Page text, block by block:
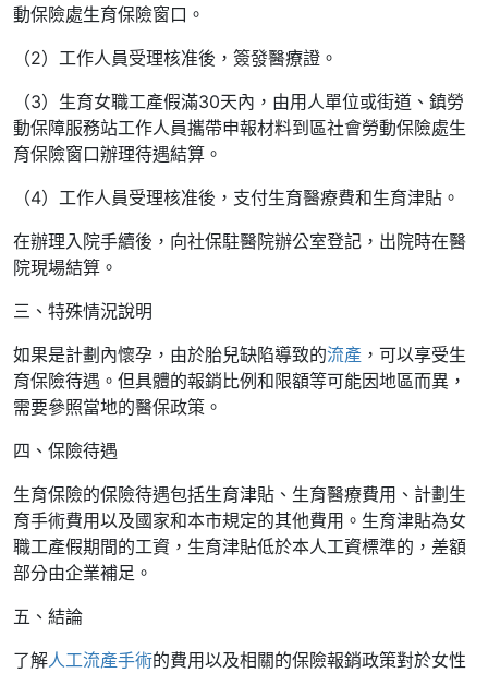
動保險處生育保險窗口。
（2）工作人員受理核准後，簽發醫療證。
（3）生育女職工產假滿30天內，由用人單位或街道、鎮勞
動保障服務站工作人員攜帶申報材料到區社會勞動保險處生
育保險窗口辦理待遇結算。
（4）工作人員受理核准後，支付生育醫療費和生育津貼。
在辦理入院手續後，向社保駐醫院辦公室登記，出院時在醫
院現場結算。
三、特殊情況說明
如果是計劃內懷孕，由於胎兒缺陷導致的流產 ，可以享受生
育保險待遇。但具體的報銷比例和限額等可能因地區而異，
需要參照當地的醫保政策。
四、保險待遇
生育保險的保險待遇包括生育津貼、生育醫療費用、計劃生
育手術費用以及國家和本市規定的其他費用。生育津貼為女
職工產假期間的工資，生育津貼低於本人工資標準的，差額
部分由企業補足。
五、結論
了解人工流產手術的費用以及相關的保險報銷政策對於女性